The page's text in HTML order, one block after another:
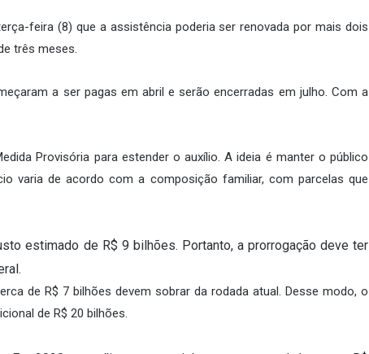
feira (8) que a assistência poderia ser renovada por mais dois
três meses.
a ser pagas em abril e serão encerradas em julho. Com a
Provisória para estender o auxílio. A ideia é manter o público
varia de acordo com a composição familiar, com parcelas que
estimado de R$ 9 bilhões. Portanto, a prorrogação deve ter
de R$ 7 bilhões devem sobrar da rodada atual. Desse modo, o
de R$ 20 bilhões.